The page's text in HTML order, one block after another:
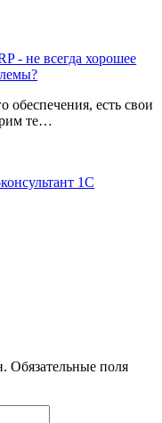
- не всегда хорошее
обеспечения, есть свои
те…
1С
Обязательные поля